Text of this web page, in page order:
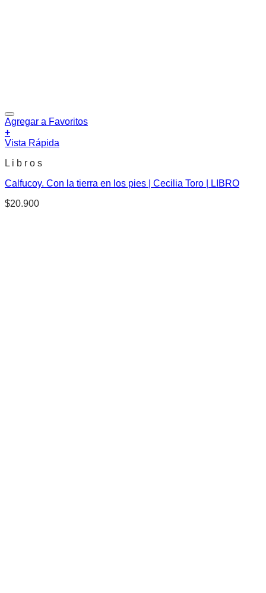
Agregar a Favoritos
+
Vista Rápida
L i b r o s
Calfucoy. Con la tierra en los pies | Cecilia Toro | LIBRO
$20.900